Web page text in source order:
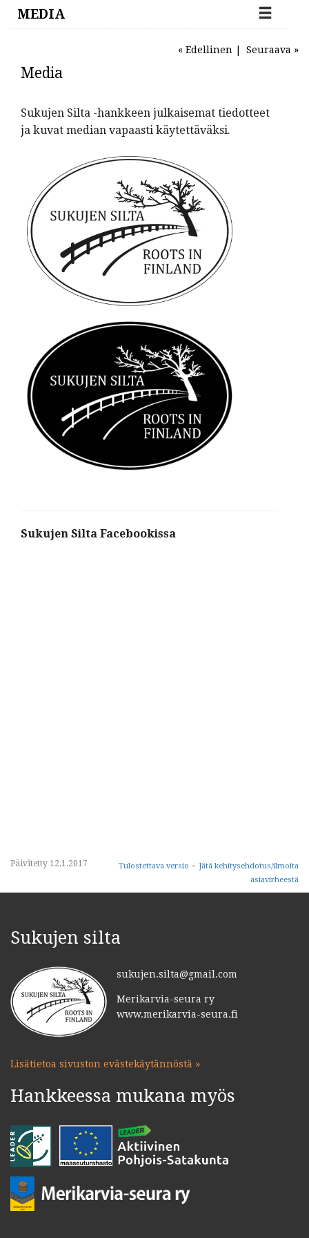
MEDIA
« Edellinen Seuraava »
Media
Sukujen Silta -hankkeen julkaisemat tiedotteet
ja kuvat median vapaasti käytettäväksi.
Sukujen Silta Facebookissa
Päivitetty 12.1.2017 Tulostettava versio - Jätä kehitysehdotus/ilmoita
asiavirheestä
Sukujen silta
sukujen.silta@gmail.com
Merikarvia-seura ry
www.merikarvia-seura.fi
Lisätietoa sivuston evästekäytännöstä »
Hankkeessa mukana myös